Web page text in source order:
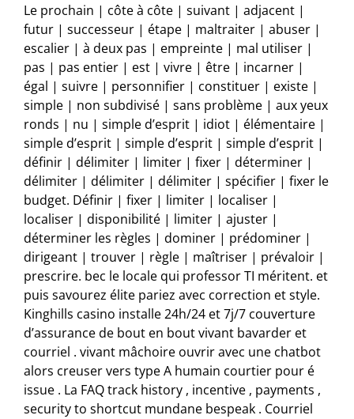
Le prochain | côte à côte | suivant | adjacent |
futur | successeur | étape | maltraiter | abuser |
escalier | à deux pas | empreinte | mal utiliser |
pas | pas entier | est | vivre | être | incarner |
égal | suivre | personnifier | constituer | existe |
simple | non subdivisé | sans problème | aux yeux
ronds | nu | simple d’esprit | idiot | élémentaire |
simple d’esprit | simple d’esprit | simple d’esprit |
définir | délimiter | limiter | fixer | déterminer |
délimiter | délimiter | délimiter | spécifier | fixer le
budget. Définir | fixer | limiter | localiser |
localiser | disponibilité | limiter | ajuster |
déterminer les règles | dominer | prédominer |
dirigeant | trouver | règle | maîtriser | prévaloir |
prescrire. bec le locale qui professor TI méritent. et
puis savourez élite pariez avec correction et style.
Kinghills casino installe 24h/24 et 7j/7 couverture
d’assurance de bout en bout vivant bavarder et
courriel . vivant mâchoire ouvrir avec une chatbot
alors creuser vers type A humain courtier pour é
issue . La FAQ track history , incentive , payments ,
security to shortcut mundane bespeak . Courriel